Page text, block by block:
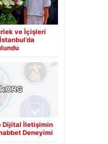
ve İçişleri
Dijital İletişimin
Deneyimi